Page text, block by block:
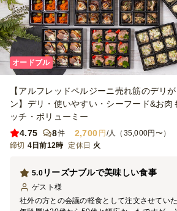
オードブル
【アルフレッドペルジーニ売れ筋のデリ
ン】デリ・使いやすい・シーフード&お肉
ッチ・ボリューミー
4.75
8件 2,700 円 /人（35,000円〜）
締切 4日前12時 定休日 火
リーズナブルで美味しい食事
5.0
ゲスト 様
社外の方との会議の軽食として注文させてい